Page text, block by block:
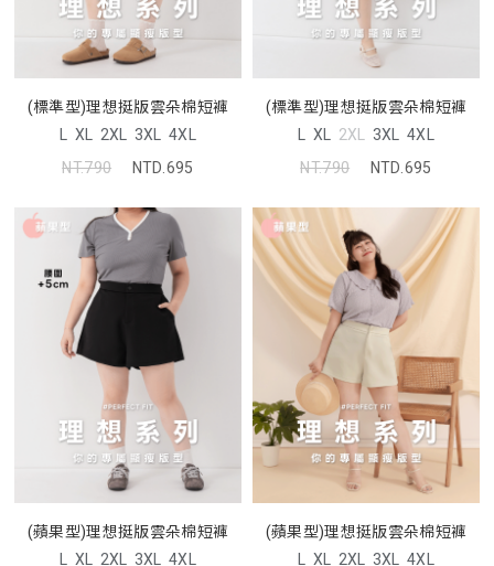
(標準型)理想挺版雲朵棉短褲
L XL 2XL 3XL 4XL
NT.790
NTD.695
(標準型)理想挺版雲朵棉短褲
L XL 2XL 3XL 4XL
NT.790
NTD.695
(蘋果型)理想挺版雲朵棉短褲
L XL 2XL 3XL 4XL
(蘋果型)理想挺版雲朵棉短褲
L XL 2XL 3XL 4XL